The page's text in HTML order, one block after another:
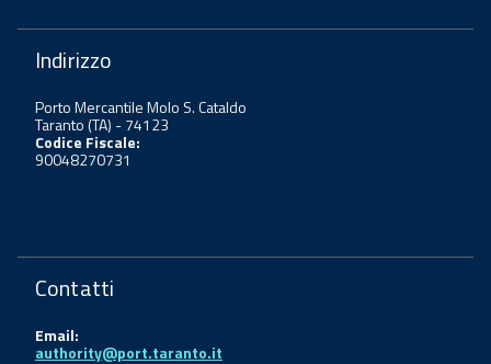
Indirizzo
Porto Mercantile Molo S. Cataldo
Taranto (TA) - 74123
Codice Fiscale:
90048270731
Contatti
Email:
authority@port.taranto.it